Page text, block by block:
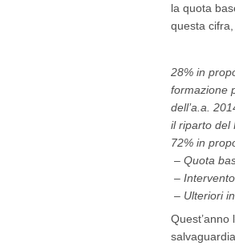
la quota
questa
28% in
formazione
dell’a.a.
il riparto del
72% in
– Quota
–
– Ulteriori
Quest’anno